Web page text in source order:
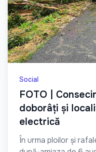
Social
FOTO |
doborâți și
electrică
În urma ploilor și